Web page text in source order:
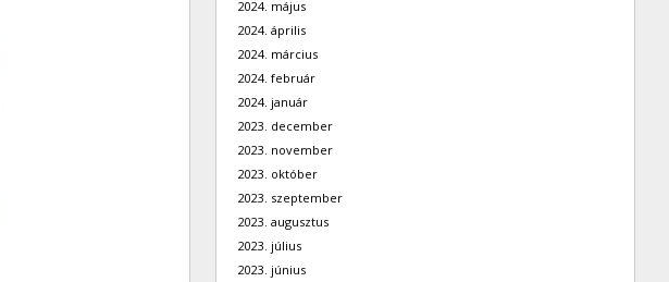
2024. május
2024. április
2024. március
2024. február
2024. január
2023. december
2023. november
2023. október
2023. szeptember
2023. augusztus
2023. július
2023. június